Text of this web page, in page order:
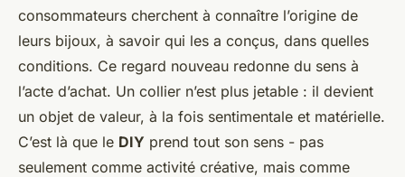
consommateurs cherchent à connaître l’origine de
leurs bijoux, à savoir qui les a conçus, dans quelles
conditions. Ce regard nouveau redonne du sens à
l’acte d’achat. Un collier n’est plus jetable : il devient
un objet de valeur, à la fois sentimentale et matérielle.
C’est là que le DIY prend tout son sens - pas
seulement comme activité créative, mais comme